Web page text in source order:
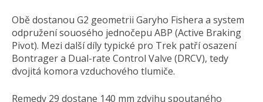
Obě dostanou G2 geometrii Garyho Fishera a system
odpružení souosého jednočepu ABP (Active Braking
Pivot). Mezi další díly typické pro Trek patří osazení
Bontrager a Dual-rate Control Valve (DRCV), tedy
dvojitá komora vzduchového tlumiče.
Remedy 29 dostane 140 mm zdvihu spoutaného